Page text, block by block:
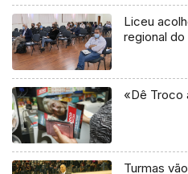
Liceu
regional
«Dê Troco
Turmas